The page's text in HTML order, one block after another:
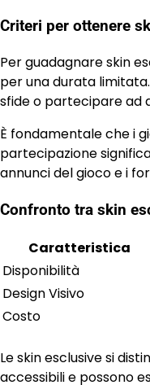
Criteri per ottenere
Per guadagnare skin
per una durata
sfide o partecipare ad
È fondamentale che i
partecipazione
annunci del gioco e i
Confronto tra skin
Caratteristica
Disponibilità
Design Visivo
Costo
Le skin esclusive si
accessibili e possono